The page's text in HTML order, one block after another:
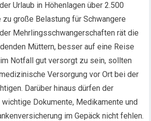
Urlaub in Höhenlagen über 2.500
zu große Belastung für Schwangere
Mehrlingsschwangerschaften rät die
Müttern, besser auf eine Reise
Notfall gut versorgt zu sein, sollten
Versorgung vor Ort bei der
Darüber hinaus dürfen der
Dokumente, Medikamente und
im Gepäck nicht fehlen.